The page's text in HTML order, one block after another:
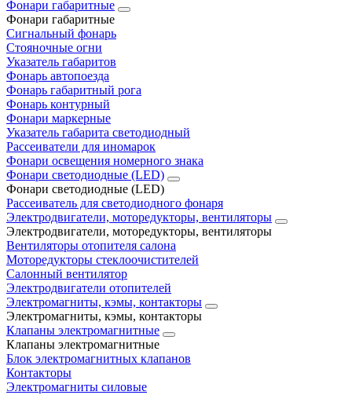
Фонари габаритные
Фонари габаритные
Сигнальный фонарь
Стояночные огни
Указатель габаритов
Фонарь автопоезда
Фонарь габаритный рога
Фонарь контурный
Фонари маркерные
Указатель габарита светодиодный
Рассеиватели для иномарок
Фонари освещения номерного знака
Фонари светодиодные (LED)
Фонари светодиодные (LED)
Рассеиватель для светодиодного фонаря
Электродвигатели, моторедукторы, вентиляторы
Электродвигатели, моторедукторы, вентиляторы
Вентиляторы отопителя салона
Моторедукторы стеклоочистителей
Салонный вентилятор
Электродвигатели отопителей
Электромагниты, кэмы, контакторы
Электромагниты, кэмы, контакторы
Клапаны электромагнитные
Клапаны электромагнитные
Блок электромагнитных клапанов
Контакторы
Электромагниты силовые